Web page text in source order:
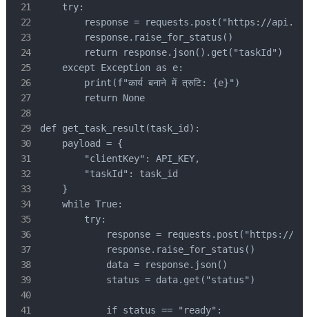
    try:
response = requests.post("https://
        response.raise_for_status()
        return response.json().get("taskId")
    except Exception as e:
        print(f"कार्य बनाने में त्रुटि: {e}")
        return None
def get_task_result(task_id):
    payload = {
        "clientKey": API_KEY,
        "taskId": task_id
    }
    while True:
        try:
response = requests.post("https://
            response.raise_for_status()
            data = response.json()
            status = data.get("status")
            if status == "ready":